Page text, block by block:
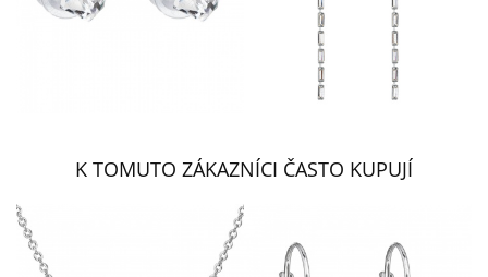
K TOMUTO ZÁKAZNÍCI ČASTO KUPUJÍ